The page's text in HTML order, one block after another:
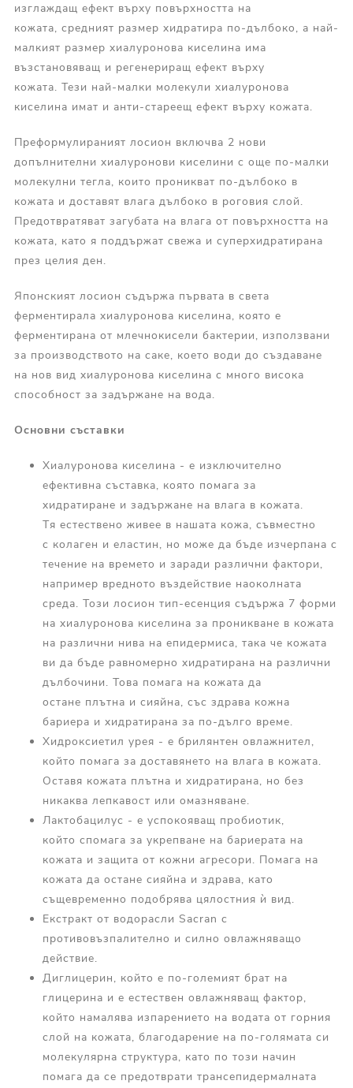
изглаждащ ефект върху повърхността на
кожата, средният размер хидратира по-дълбоко, а най-
малкият размер хиалуронова киселина има
възстановяващ и регенериращ ефект върху
кожата. Тези най-малки молекули хиалуронова
киселина имат и анти-стареещ ефект върху кожата.
Преформулираният лосион включва 2 нови
допълнителни хиалуронови киселини с още по-малки
молекулни тегла, които проникват по-дълбоко в
кожата и доставят влага дълбоко в роговия слой.
Предотвратяват загубата на влага от повърхността на
кожата, като я поддържат свежа и суперхидратирана
през целия ден.
Японският лосион съдържа първата в света
ферментирала хиалуронова киселина, която е
ферментирана от млечнокисели бактерии, използвани
за производството на саке, което води до създаване
на нов вид хиалуронова киселина с много висока
способност за задържане на вода.
Основни съставки
Хиалуронова киселина - е изключително
ефективна съставка, която помага за
хидратиране и задържане на влага в кожата.
Тя естествено живее в нашата кожа, съвместно
с колаген и еластин, но може да бъде изчерпана с
течение на времето и заради различни фактори,
например вредното въздействие наоколната
среда. Този лосион тип-есенция съдържа 7 форми
на хиалуронова киселина за проникване в кожата
на различни нива на епидермиса, така че кожата
ви да бъде равномерно хидратирана на различни
дълбочини. Това помага на кожата да
остане плътна и сияйна, със здрава кожна
бариера и хидратирана за по-дълго време.
Хидроксиетил урея - е брилянтен овлажнител,
който помага за доставянето на влага в кожата.
Оставя кожата плътна и хидратирана, но без
никаква лепкавост или омазняване.
Лактобацилус - е успокояващ пробиотик,
който спомага за укрепване на бариерата на
кожата и защита от кожни агресори. Помага на
кожата да остане сияйна и здрава, като
същевременно подобрява цялостния ѝ вид.
Екстракт от водорасли Sacran с
противовъзпалително и силно овлажняващо
действие.
Диглицерин, който е по-големият брат на
глицерина и е естествен овлажняващ фактор,
който намалява изпарението на водата от горния
слой на кожата, благодарение на по-голямата си
молекулярна структура, като по този начин
помага да се предотврати трансепидермалната